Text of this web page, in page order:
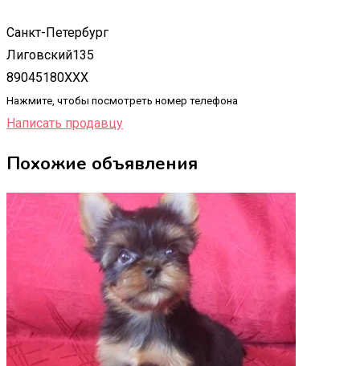
Санкт-Петербург
Лиговский135
89045180XXX
Нажмите, чтобы посмотреть номер телефона
Написать продавцу
Похожие объявления